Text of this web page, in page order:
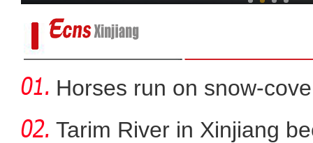
Horses run on snow-
Tarim River in Xinjiang